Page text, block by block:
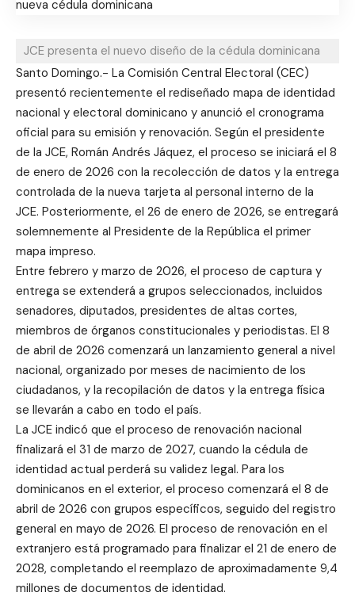
JCE presenta el nuevo diseño de la cédula dominicana
Santo Domingo.- La Comisión Central Electoral (CEC)
presentó recientemente el rediseñado mapa de identidad
nacional y electoral dominicano y anunció el cronograma
oficial para su emisión y renovación. Según el presidente
de la JCE, Román Andrés Jáquez, el proceso se iniciará el 8
de enero de 2026 con la recolección de datos y la entrega
controlada de la nueva tarjeta al personal interno de la
JCE. Posteriormente, el 26 de enero de 2026, se entregará
solemnemente al Presidente de la República el primer
mapa impreso.
Entre febrero y marzo de 2026, el proceso de captura y
entrega se extenderá a grupos seleccionados, incluidos
senadores, diputados, presidentes de altas cortes,
miembros de órganos constitucionales y periodistas. El 8
de abril de 2026 comenzará un lanzamiento general a nivel
nacional, organizado por meses de nacimiento de los
ciudadanos, y la recopilación de datos y la entrega física
se llevarán a cabo en todo el país.
La JCE indicó que el proceso de renovación nacional
finalizará el 31 de marzo de 2027, cuando la cédula de
identidad actual perderá su validez legal. Para los
dominicanos en el exterior, el proceso comenzará el 8 de
abril de 2026 con grupos específicos, seguido del registro
general en mayo de 2026. El proceso de renovación en el
extranjero está programado para finalizar el 21 de enero de
2028, completando el reemplazo de aproximadamente 9,4
millones de documentos de identidad.